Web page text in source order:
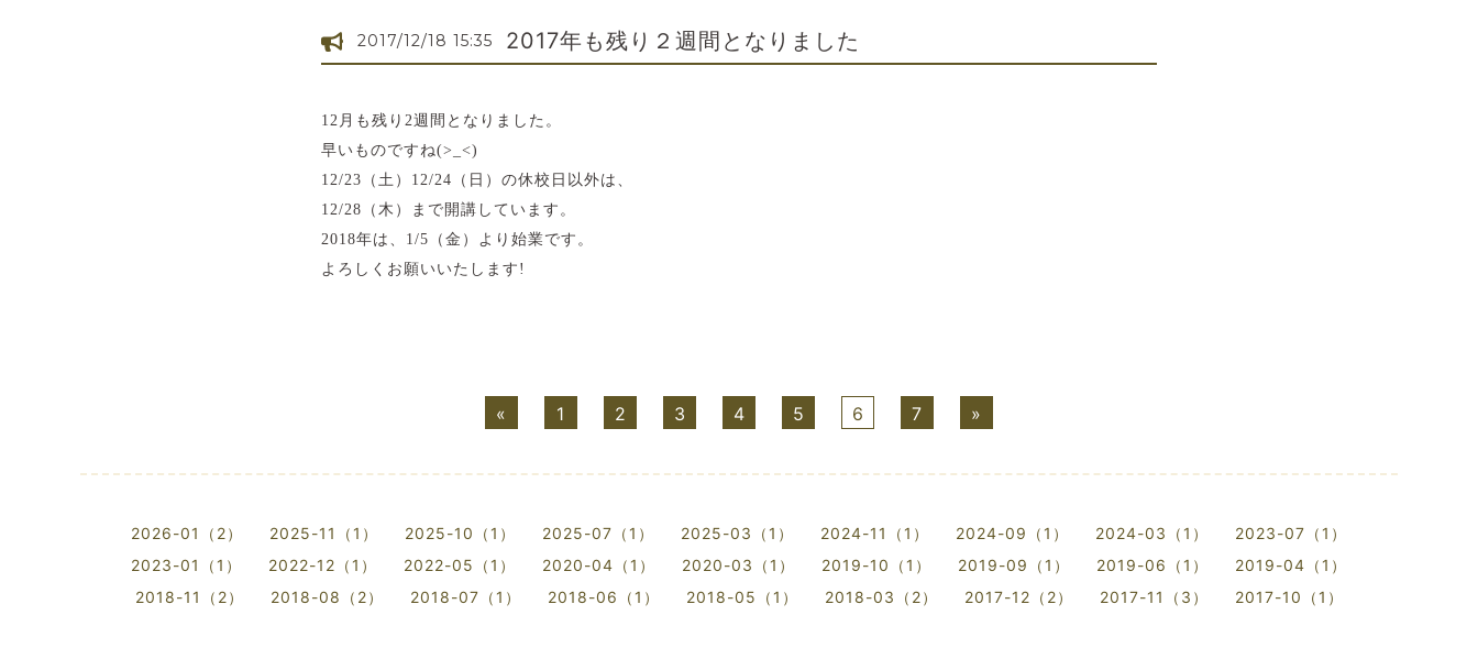
2017/12/18 15:35 2017年も残り２週間となりました
12月も残り2週間となりました。
早いものですね(>_<)
12/23 （土）12/24（日）の休校日以外は、
12/28（木）まで開講しています。
2018年は、1/5（金）より始業です。
よろしくお願いいたします!
« 1 2 3 4 5 6 7 »
2026-01（2） 2025-11（1） 2025-10（1） 2025-07（1） 2025-03（1） 2024-11（1） 2024-09（1） 2024-03（1）
2023-07（1）
2023-01（1）
2022-12（1） 2022-05（1） 2020-04（1） 2020-03（1） 2019-10（1） 2019-09（1） 2019-06（1）
2019-04（1）
2018-11（2）
2018-08（2） 2018-07（1） 2018-06（1） 2018-05（1） 2018-03（2） 2017-12（2） 2017-11（3） 2017-10（1）